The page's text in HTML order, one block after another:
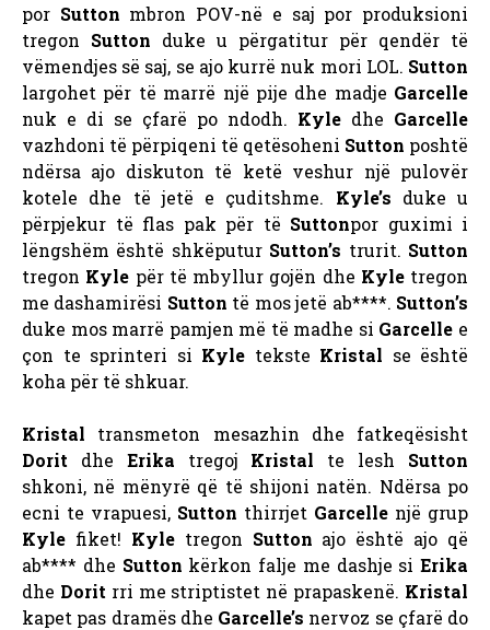
por Sutton mbron POV-në e saj por produksioni
tregon Sutton duke u përgatitur për qendër të
vëmendjes së saj, se ajo kurrë nuk mori LOL. Sutton
largohet për të marrë një pije dhe madje Garcelle
nuk e di se çfarë po ndodh. Kyle dhe Garcelle
vazhdoni të përpiqeni të qetësoheni Sutton poshtë
ndërsa ajo diskuton të ketë veshur një pulovër
kotele dhe të jetë e çuditshme. Kyle’s duke u
përpjekur të flas pak për të Suttonpor guximi i
lëngshëm është shkëputur Sutton’s trurit. Sutton
tregon Kyle për të mbyllur gojën dhe Kyletregon
me dashamirësi Sutton të mos jetë ab****. Sutton’s
duke mos marrë pamjen më të madhe si Garcelle e
çon te sprinteri si Kyle tekste Kristal se është
koha për të shkuar.
Kristal transmeton mesazhin dhe fatkeqësisht
Dorit dhe Erika tregoj Kristal te lesh Sutton
shkoni, në mënyrë që të shijoni natën. Ndërsa po
ecni te vrapuesi, Sutton thirrjet Garcelle një grup
Kyle fiket! Kyletregon Sutton ajo është ajo që
ab**** dhe Sutton kërkon falje me dashje si Erika
dhe Dorit rri me striptistet në prapaskenë. Kristal
kapet pas dramës dhe Garcelle’s nervoz se çfarë do